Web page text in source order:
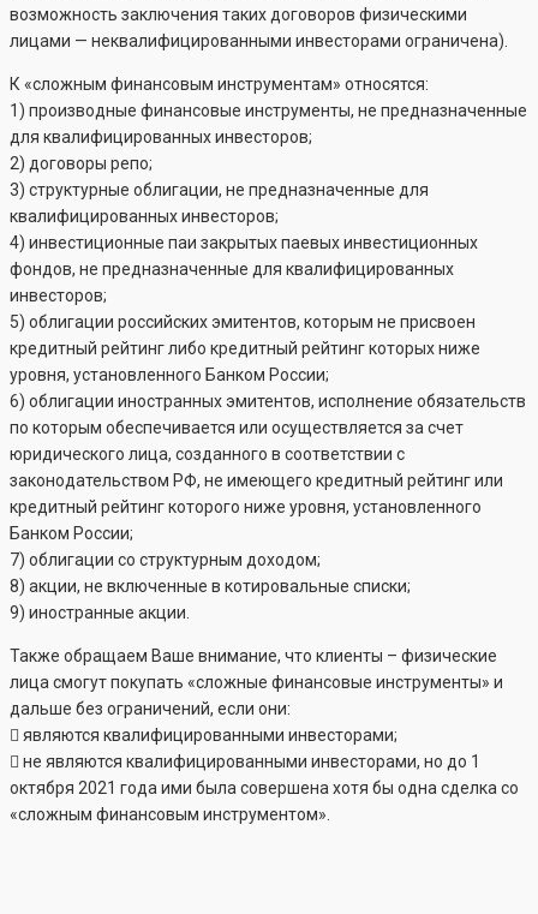
возможность заключения таких договоров физическими
лицами — неквалифицированными инвесторами ограничена).
К «сложным финансовым инструментам» относятся:
1) производные финансовые инструменты, не предназначенные
для квалифицированных инвесторов;
2) договоры репо;
3) структурные облигации, не предназначенные для
квалифицированных инвесторов;
4) инвестиционные паи закрытых паевых инвестиционных
фондов, не предназначенные для квалифицированных
инвесторов;
5) облигации российских эмитентов, которым не присвоен
кредитный рейтинг либо кредитный рейтинг которых ниже
уровня, установленного Банком России;
6) облигации иностранных эмитентов, исполнение обязательств
по которым обеспечивается или осуществляется за счет
юридического лица, созданного в соответствии с
законодательством РФ, не имеющего кредитный рейтинг или
кредитный рейтинг которого ниже уровня, установленного
Банком России;
7) облигации со структурным доходом;
8) акции, не включенные в котировальные списки;
9) иностранные акции.
Также обращаем Ваше внимание, что клиенты – физические
лица смогут покупать «сложные финансовые инструменты» и
дальше без ограничений, если они:
 являются квалифицированными инвесторами;
 не являются квалифицированными инвесторами, но до 1
октября 2021 года ими была совершена хотя бы одна сделка со
«сложным финансовым инструментом».